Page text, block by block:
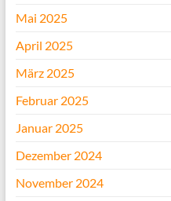
Mai 2025
April 2025
März 2025
Februar 2025
Januar 2025
Dezember 2024
November 2024